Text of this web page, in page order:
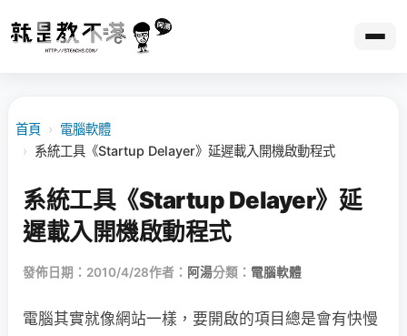
首頁 › 電腦軟體
› 系統工具《Startup Delayer》延遲載入開機啟動程式
系統工具《Startup Delayer》延
遲載入開機啟動程式
發佈日期：2010/4/28作者： 阿湯分類： 電腦軟體
電腦其實就像網站一樣，要開啟的項目總是會有快慢